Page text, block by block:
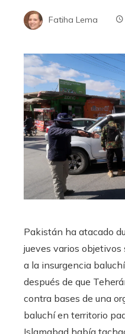
Fatiha Lema
Pakistán ha atacado
jueves varios
a la insurgencia
después de que
contra bases de una
baluchí en territorio